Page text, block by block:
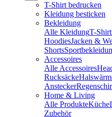
T-Shirt bedrucken
Kleidung besticken
Bekleidung
Alle KleidungT-
HoodiesJacken &
Shorts
Accessoires
Alle Accessoires
Rucksäcke
Anstecker
Home & Living
Alle ProdukteKüche
Zubehör